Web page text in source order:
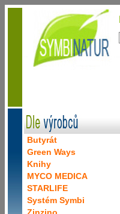
Butyrát
Green Ways
Knihy
MYCO MEDICA
STARLIFE
Systém Symbi